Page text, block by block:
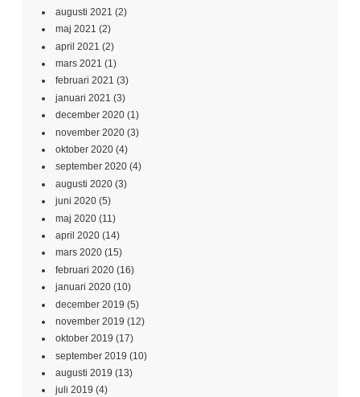
augusti 2021 (2)
maj 2021 (2)
april 2021 (2)
mars 2021 (1)
februari 2021 (3)
januari 2021 (3)
december 2020 (1)
november 2020 (3)
oktober 2020 (4)
september 2020 (4)
augusti 2020 (3)
juni 2020 (5)
maj 2020 (11)
april 2020 (14)
mars 2020 (15)
februari 2020 (16)
januari 2020 (10)
december 2019 (5)
november 2019 (12)
oktober 2019 (17)
september 2019 (10)
augusti 2019 (13)
juli 2019 (4)